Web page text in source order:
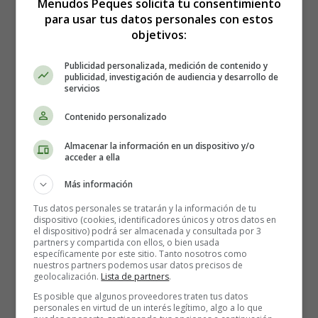
1 cucharada de ajo machacado
chile en polvo
1/2 cucharadita de comino en polvo
1 cucharadita de
garam masala
1/2 pulgada de canela en rama
1/2 hoja de laurel
2 tazas de agua
Sal al gusto
Elaboración del Rajmaa:
Remojar la legumbre en agua durante 8 - 9 horas o toda
la noche.
Menudos Peques solicita tu consentimiento
para usar tus datos personales con estos
objetivos:
Publicidad personalizada, medición de contenido y
publicidad, investigación de audiencia y desarrollo de
servicios
Contenido personalizado
Almacenar la información en un dispositivo y/o
acceder a ella
Más información
Tus datos personales se tratarán y la información de tu
dispositivo (cookies, identificadores únicos y otros datos en
el dispositivo) podrá ser almacenada y consultada por 3
partners y compartida con ellos, o bien usada
específicamente por este sitio. Tanto nosotros como
nuestros partners podemos usar datos precisos de
geolocalización. Lista de partners.
Es posible que algunos proveedores traten tus datos
personales en virtud de un interés legítimo, algo a lo que